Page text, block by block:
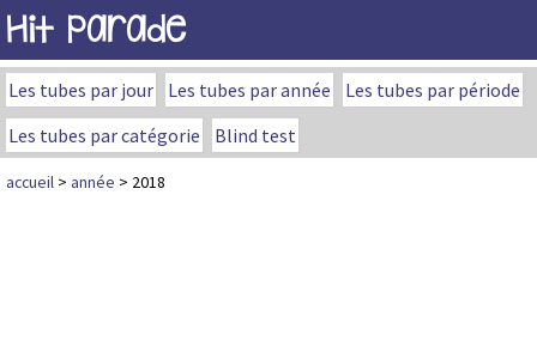
Hit Parade
Les tubes par jour Les tubes par année
Les tubes par période
Les tubes par catégorie
Blind test
accueil > année > 2018